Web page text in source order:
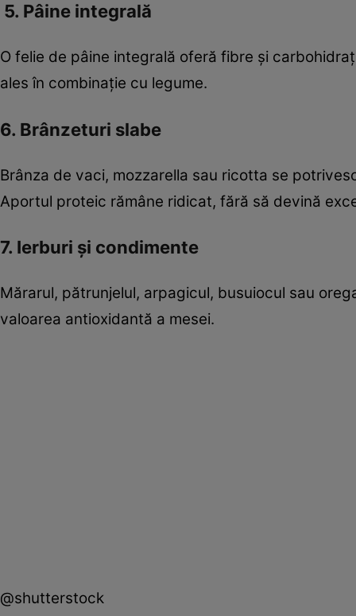
5. Pâine integrală
O felie de pâine integrală oferă fibre și
ales în combinație cu legume.
6. Brânzeturi slabe
Brânza de vaci, mozzarella sau ricotta se
Aportul proteic rămâne ridicat, fără să devină
7. Ierburi și condimente
Mărarul, pătrunjelul, arpagicul, busuiocul sau
valoarea antioxidantă a mesei.
@shutterstock